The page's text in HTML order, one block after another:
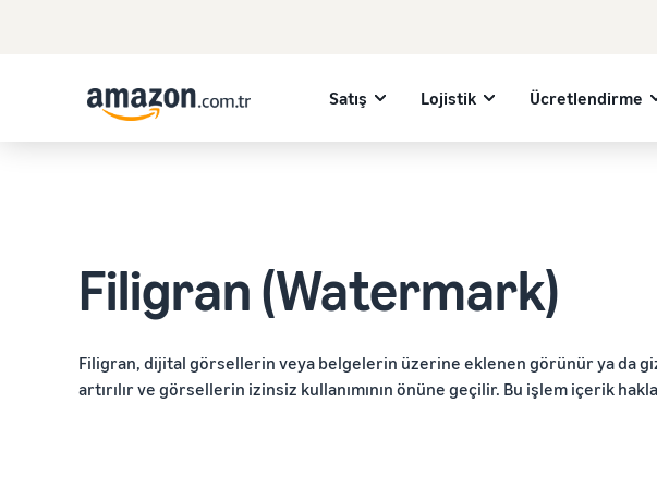
Satış Lojistik Ücretlendirme
Filigran (Watermark)
Filigran, dijital görsellerin veya belgelerin üzerine eklenen görünür ya da
artırılır ve görsellerin izinsiz kullanımının önüne geçilir. Bu işlem içerik